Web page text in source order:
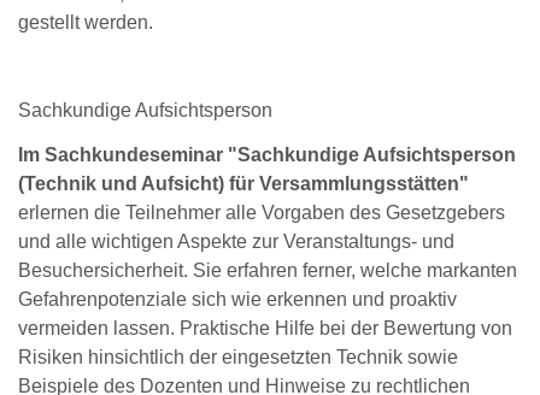
gestellt werden.
Sachkundige Aufsichtsperson
Im Sachkundeseminar "Sachkundige Aufsichtsperson
(Technik und Aufsicht) für Versammlungsstätten"
erlernen die Teilnehmer alle Vorgaben des Gesetzgebers
und alle wichtigen Aspekte zur Veranstaltungs- und
Besuchersicherheit. Sie erfahren ferner, welche markanten
Gefahrenpotenziale sich wie erkennen und proaktiv
vermeiden lassen. Praktische Hilfe bei der Bewertung von
Risiken hinsichtlich der eingesetzten Technik sowie
Beispiele des Dozenten und Hinweise zu rechtlichen